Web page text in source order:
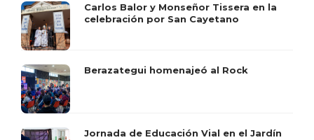
Carlos Balor y Monseñor Tissera en la
celebración por San Cayetano
Berazategui homenajeó al Rock
Jornada de Educación Vial en el Jardín